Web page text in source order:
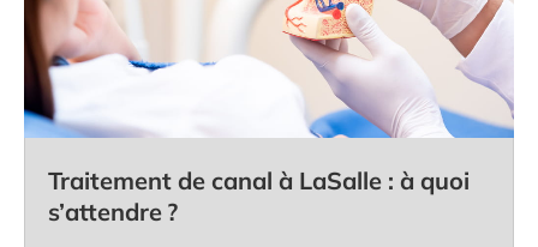
Traitement de canal à LaSalle : à quoi
s’attendre ?